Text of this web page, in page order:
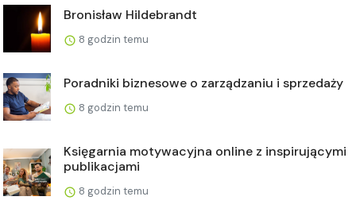
Bronisław Hildebrandt
8 godzin temu
Poradniki biznesowe o zarządzaniu i sprzedaży
8 godzin temu
Księgarnia motywacyjna online z inspirującymi
publikacjami
8 godzin temu